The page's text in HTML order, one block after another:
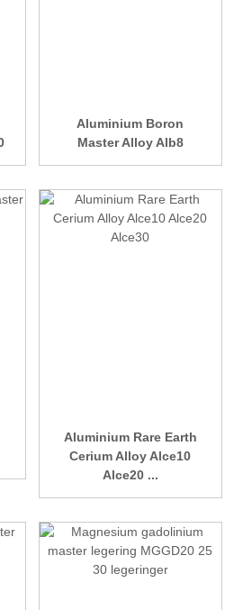
Aluminium Boron
Master Alloy Alb8
Aluminium Rare Earth
Cerium Alloy Alce10
Alce20 ...